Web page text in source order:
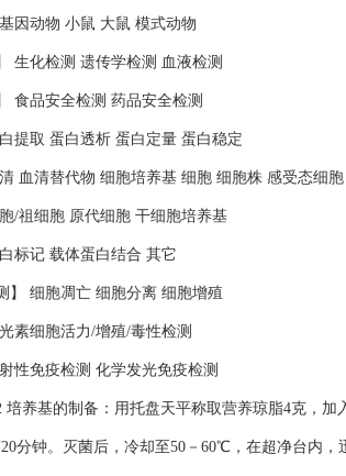
因动物 小鼠 大鼠 模式动物
生化检测 遗传学检测 血液检测
食品安全检测 药品安全检测
提取 蛋白透析 蛋白定量 蛋白稳定
清 血清替代物 细胞培养基 细胞 细胞株 感受态细
/祖细胞 原代细胞 干细胞培养基
标记 载体蛋白结合 其它
】 细胞凋亡 细胞分离 细胞增殖
素细胞活力/增殖/毒性检测
性免疫检测 化学发光免疫检测
培养基的制备：用托盘天平称取营养琼脂4克，
分钟。灭菌后，冷却至50－60℃，在超净台内